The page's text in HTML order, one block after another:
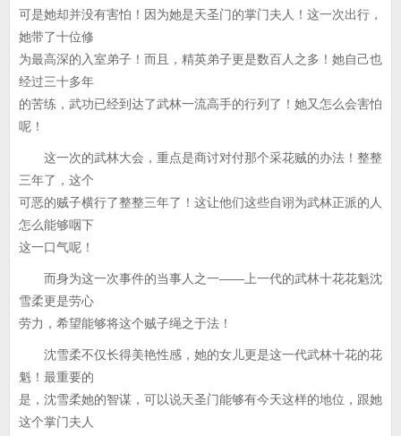
可是她却并没有害怕！因为她是天圣门的掌门夫人！这一次出行，
她带了十位修
为最高深的入室弟子！而且，精英弟子更是数百人之多！她自己也
经过三十多年
的苦练，武功已经到达了武林一流高手的行列了！她又怎么会害怕
呢！
这一次的武林大会，重点是商讨对付那个采花贼的办法！整整
三年了，这个
可恶的贼子横行了整整三年了！这让他们这些自诩为武林正派的人
怎么能够咽下
这一口气呢！
而身为这一次事件的当事人之一——上一代的武林十花花魁沈
雪柔更是劳心
劳力，希望能够将这个贼子绳之于法！
沈雪柔不仅长得美艳性感，她的女儿更是这一代武林十花的花
魁！最重要的
是，沈雪柔她的智谋，可以说天圣门能够有今天这样的地位，跟她
这个掌门夫人